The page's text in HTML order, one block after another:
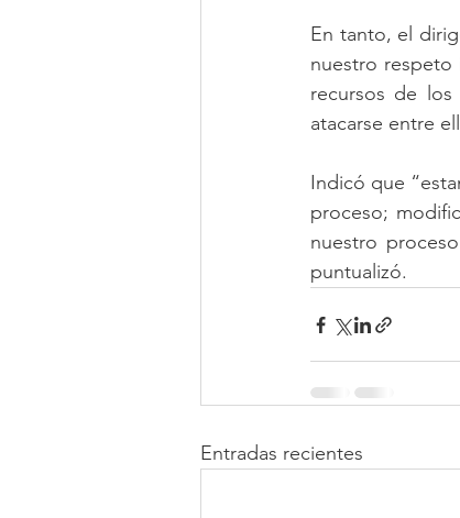
En tanto, el
nuestro respeto
recursos de
atacarse entre
Indicó que
proceso;
nuestro
puntualizó.
Entradas recientes